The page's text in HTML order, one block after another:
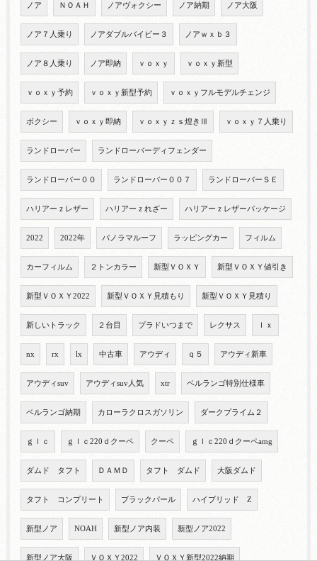
ノア ＮＯＡＨ ノアヴォクシー ノア納期 ノア大阪
ノア７人乗り ノアダブルバイビー３ ノアｗｘｂ３
ノア８人乗り ノア即納 ｖｏｘｙ ｖｏｘｙ新型
ｖｏｘｙ予約 ｖｏｘｙ新型予約 ｖｏｘｙフルモデルチェンジ
ボクシー ｖｏｘｙ即納 ｖｏｘｙｚｓ煌きⅢ ｖｏｘｙ７人乗り
ランドローバー ランドローバーディフェンダー
ランドローバー００ ランドローバー００７ ランドローバーＳＥ
ハリアーｚレザー ハリアーｚれざー ハリアーｚレザーパッケージ
2022 2022年 パノラマルーフ ラッピングカー フィルム
カーフィルム ２トンカラー 新型ＶＯＸＹ 新型ＶＯＸＹ値引き
新型ＶＯＸＹ2022 新型ＶＯＸＹ見積もり 新型ＶＯＸＹ見積り
新しいトラック ２台目 プラドいつまで レクサス ｌｘ
nx rx lx 中古車 アウディ ｑ５ アウディ新車
アウディsuv アウディsuv人気 xtr ベルランゴ特別仕様車
ベルランゴ納期 カローラクロスガソリン ダークプライム２
ｇｌｃ ｇｌｃ220ｄクーペ クーペ ｇｌｃ220ｄクーペamg
ダムド タフト ＤＡＭＤ タフト ダムド 大阪ダムド
タフト コンプリート ブラックパール ハイブリッド Z
新型ノア NOAH 新型ノア内装 新型ノア2022
新型ノア大阪 ＶＯＸＹ2022 ＶＯＸＹ新型2022納期